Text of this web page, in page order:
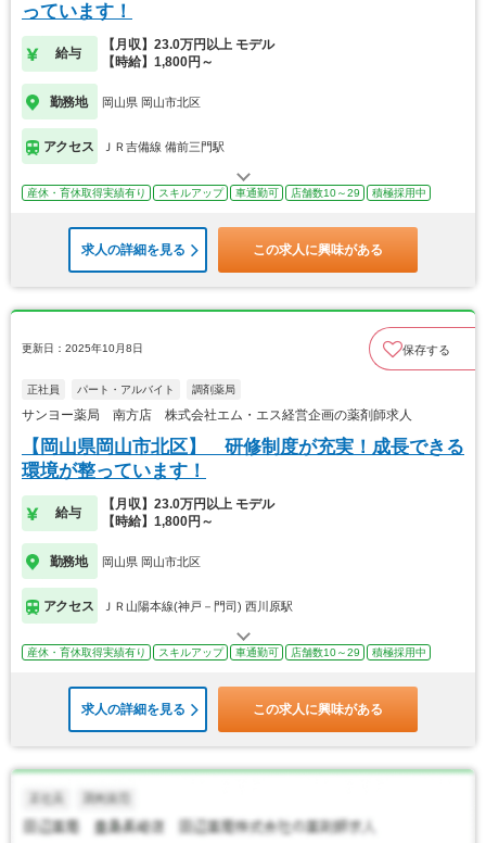
っています！
給与
【月収】23.0万円以上 モデル
【時給】1,800円～
勤務地 岡山県 岡山市北区
アクセス ＪＲ吉備線 備前三門駅
産休・育休取得実績有り スキルアップ 車通勤可 店舗数10～29 積極採用中
求人の詳細を見る この求人に興味がある
更新日：2025年10月8日 保存する
正社員 パート・アルバイト 調剤薬局
サンヨー薬局 南方店 株式会社エム・エス経営企画の薬剤師求人
【岡山県岡山市北区】 研修制度が充実！成長できる
環境が整っています！
給与
【月収】23.0万円以上 モデル
【時給】1,800円～
勤務地 岡山県 岡山市北区
アクセス ＪＲ山陽本線(神戸－門司) 西川原駅
産休・育休取得実績有り スキルアップ 車通勤可 店舗数10～29 積極採用中
求人の詳細を見る この求人に興味がある